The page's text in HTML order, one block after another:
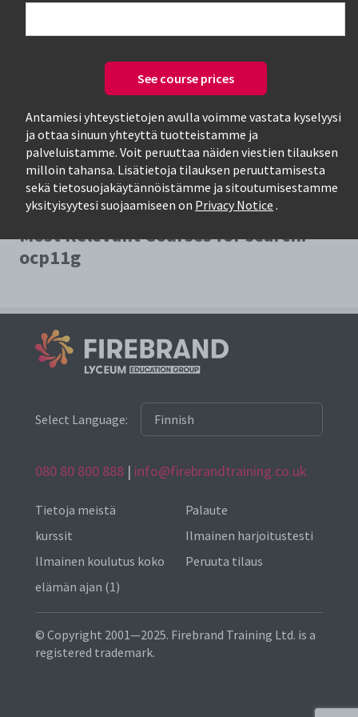
See course prices
Antamiesi yhteystietojen avulla voimme vastata kyselyysi
ja ottaa sinuun yhteyttä tuotteistamme ja
palveluistamme. Voit peruuttaa näiden viestien tilauksen
milloin tahansa. Lisätietoja tilauksen peruuttamisesta
sekä tietosuojakäytännöistämme ja sitoutumisestamme
yksityisyytesi suojaamiseen on Privacy Notice .
Only available courses
Most Relevant Courses for search:
ocp11g
Select Language:
080 80 800 888 | info@firebrandtraining.co.uk
Tietoja meistä
kurssit
Ilmainen koulutus koko
elämän ajan (1)
Palaute
Ilmainen harjoitustesti
Peruuta tilaus
© Copyright 2001—2025. Firebrand Training Ltd. is a
registered trademark.